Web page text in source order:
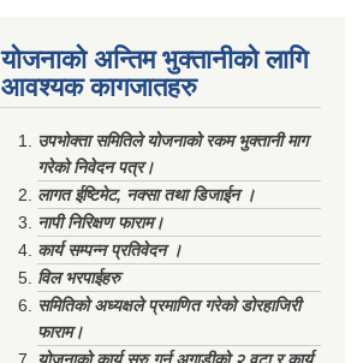
योजनाको अन्तिम भुक्तानीको लागि
आवश्यक कागजातहरु
उपभोक्ता समितिले योजनाको रकम भुक्तानी माग
गरेको निवेदन पत्र।
लागत ईष्टिमेट, नक्सा तथा डिजाईन ।
नापी निरिक्षण फाराम।
कार्य सम्पन्न प्रतिवेदन ।
विल भरपाईहरु
समितिको अध्यक्षले प्रमाणित गरेको डोरहाजिरी
फाराम।